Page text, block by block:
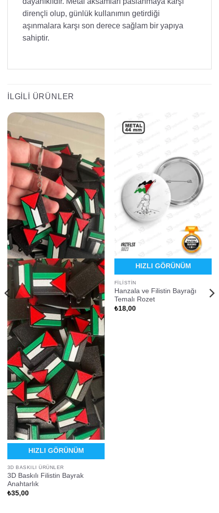
dirençli olup, günlük kullanımın getirdiği
aşınmalara karşı son derece sağlam bir yapıya
sahiptir.
İLGILI ÜRÜNLER
HIZLI GÖRÜNÜM
3D BASKILI ÜRÜNLER
3D Baskılı Filistin Bayrak
Anahtarlık
₺35,00
HIZLI GÖRÜNÜM
FILISTIN
Hanzala ve Filistin Bayrağı
Temalı Rozet
₺18,00